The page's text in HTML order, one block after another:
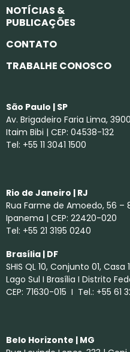
NOTÍCIAS &
PUBLICAÇÕES
CONTATO
TRABALHE CONOSCO
São Paulo | SP
Av. Brigadeiro Faria Lima,
Itaim Bibi | CEP: 04538-132
Tel: +55 11 3041 1500
Rio de Janeiro | RJ
Rua Farme de Amoedo, 56 –
Ipanema | CEP: 22420-020
Tel: +55 21 3195 0240
Brasília | DF
SHIS QL 10, Conjunto 01, Casa
Lago Sul I Brasília I Distrito
CEP: 71630-015 I Tel.: +55 61
Belo Horizonte | MG